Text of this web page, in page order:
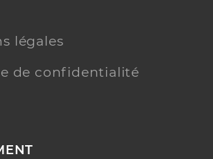
légales
de confidentialité